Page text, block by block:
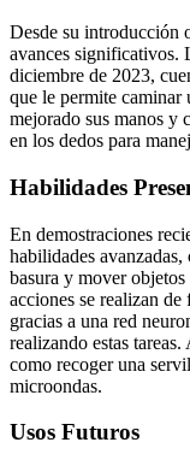
Desde su introducción
avances significativos.
diciembre de 2023,
que le permite caminar
mejorado sus manos y
en los dedos para
Habilidades
En demostraciones
habilidades avanzadas,
basura y mover
acciones se realizan
gracias a una red
realizando estas
como recoger una
microondas.
Usos Futuros